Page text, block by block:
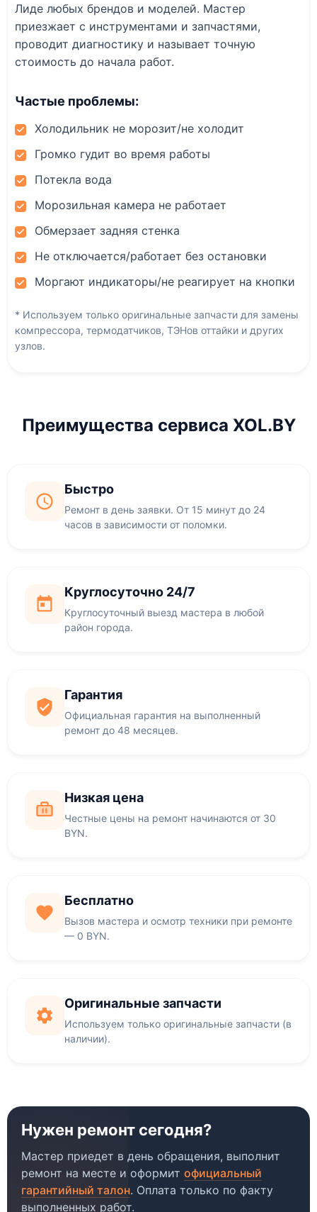
Лиде любых брендов и моделей. Мастер
приезжает с инструментами и запчастями,
проводит диагностику и называет точную
стоимость до начала работ.
Частые проблемы:
Холодильник не морозит/не холодит
Громко гудит во время работы
Потекла вода
Морозильная камера не работает
Обмерзает задняя стенка
Не отключается/работает без остановки
Моргают индикаторы/не реагирует на кнопки
* Используем только оригинальные запчасти для замены
компрессора, термодатчиков, ТЭНов оттайки и других
узлов.
Преимущества сервиса XOL.BY
Быстро
Ремонт в день заявки. От 15 минут до 24
часов в зависимости от поломки.
Круглосуточно 24/7
Круглосуточный выезд мастера в любой
район города.
Гарантия
Официальная гарантия на выполненный
ремонт до 48 месяцев.
Низкая цена
Честные цены на ремонт начинаются от 30
BYN.
Бесплатно
Вызов мастера и осмотр техники при ремонте
— 0 BYN.
Оригинальные запчасти
Используем только оригинальные запчасти (в
наличии).
Нужен ремонт сегодня?
Мастер приедет в день обращения, выполнит
ремонт на месте и оформит официальный
гарантийный талон. Оплата только по факту
выполненных работ.